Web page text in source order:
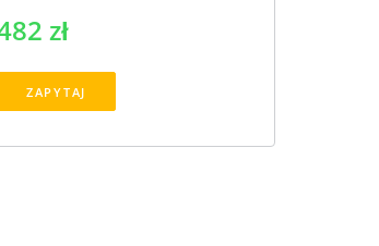
zł
ZAPYTAJ